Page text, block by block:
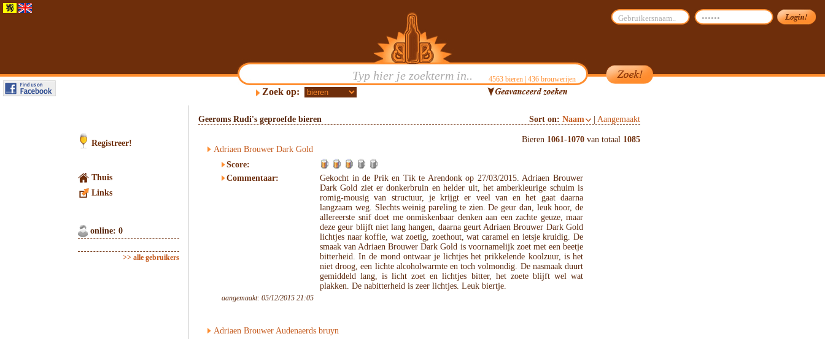
4563bieren | 436brouwerijen
Zoek op:
Registreer!
Thuis
Links
online: 0
>> alle gebruikers
Geeroms Rudi's geproefde bieren Sort on: Naam Aangemaakt
Bieren 1061-1070 van totaal 1085
Adriaen Brouwer Dark Gold
Score:
Commentaar:
Gekocht in de Prik en Tik te Arendonk op 27/03/2015. Adriaen Brouwer
Dark Gold ziet er donkerbruin en helder uit, het amberkleurige schuim is
romig-mousig van structuur, je krijgt er veel van en het gaat daarna
langzaam weg. Slechts weinig pareling te zien. De geur dan, leuk hoor, de
allereerste snif doet me onmiskenbaar denken aan een zachte geuze, maar
deze geur blijft niet lang hangen, daarna geurt Adriaen Brouwer Dark Gold
lichtjes naar koffie, wat zoetig, zoethout, wat caramel en ietsje kruidig. De
smaak van Adriaen Brouwer Dark Gold is voornamelijk zoet met een beetje
bitterheid. In de mond ontwaar je lichtjes het prikkelende koolzuur, is het
niet droog, een lichte alcoholwarmte en toch volmondig. De nasmaak duurt
gemiddeld lang, is licht zoet en lichtjes bitter, het zoete blijft wel wat
plakken. De nabitterheid is zeer lichtjes. Leuk biertje.
aangemaakt: 05/12/2015 21:05
Adriaen Brouwer Audenaerds bruyn